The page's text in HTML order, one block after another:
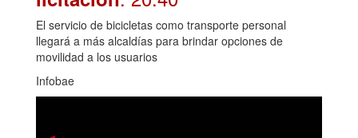
El servicio de bicicletas como transporte personal
llegará a más alcaldías para brindar opciones de
movilidad a los usuarios
Infobae